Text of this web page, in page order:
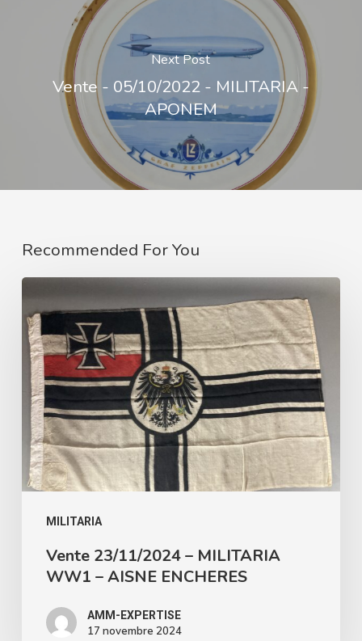
Next Post
Vente - 05/10/2022 - MILITARIA -
APONEM
Recommended For You
MILITARIA
23/11/2024
MILITARIA
WW1
AISNE
ENCHERES
Vente 23/11/2024 – MILITARIA
WW1 – AISNE ENCHERES
AMM-EXPERTISE
17 novembre 2024